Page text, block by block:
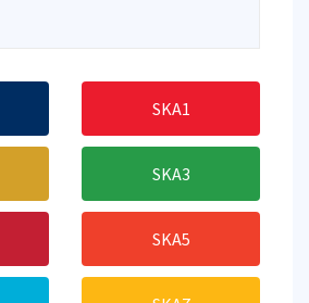
SKA1
SKA3
SKA5